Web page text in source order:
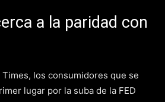
a la paridad con
los consumidores que se
lugar por la suba de la FED